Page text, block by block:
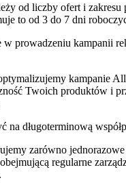
od liczby ofert i zakresu
to od 3 do 7 dni
w prowadzeniu kampanii
kampanie
Twoich produktów i
na długoterminową
zarówno jednorazowe
obejmującą regularne